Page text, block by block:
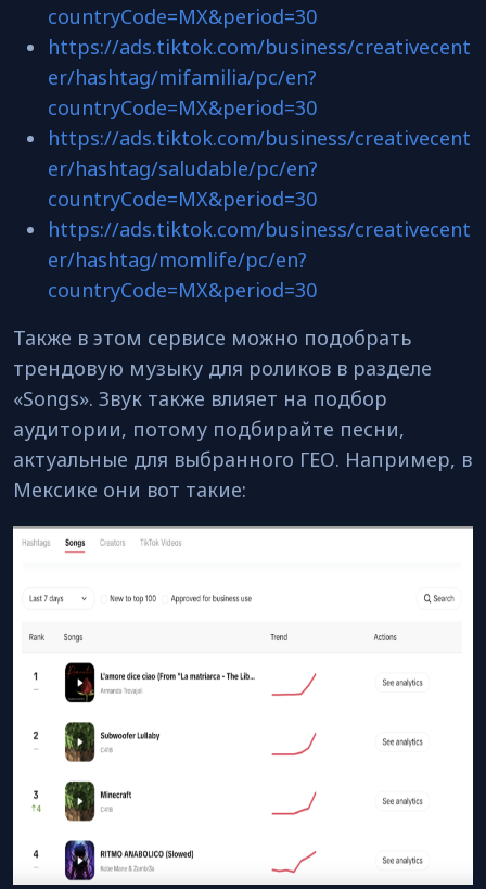
countryCode=MX&period=30
https://ads.tiktok.com/business/creativecent
er/hashtag/mifamilia/pc/en?
countryCode=MX&period=30
https://ads.tiktok.com/business/creativecent
er/hashtag/saludable/pc/en?
countryCode=MX&period=30
https://ads.tiktok.com/business/creativecent
er/hashtag/momlife/pc/en?
countryCode=MX&period=30
Также в этом сервисе можно подобрать
трендовую музыку для роликов в разделе
«Songs». Звук также влияет на подбор
аудитории, потому подбирайте песни,
актуальные для выбранного ГЕО. Например, в
Мексике они вот такие: